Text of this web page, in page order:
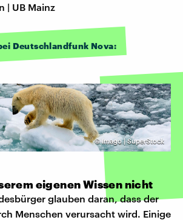
| UB Mainz
Deutschlandfunk Nova:
©Imago | SuperStock
eigenen Wissen nicht
glauben daran, dass der
Menschen verursacht wird. Einige